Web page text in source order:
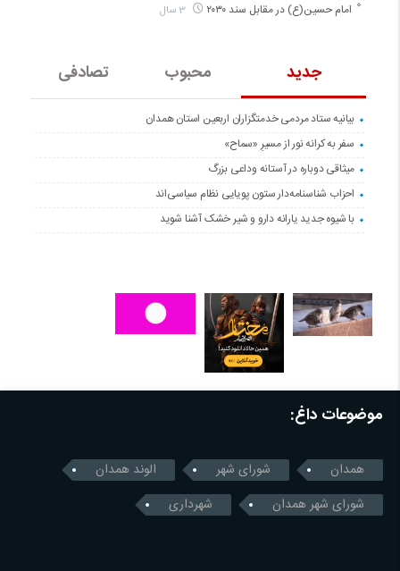
جدید محبوب تصادفی
بیانیه ستاد مردمی خدمتگزاران اربعین استان همدان
سفر به کرانه‌ نور از مسیرِ «سماح»
میثاقی دوباره در آستانه‌ وداعی بزرگ
احزاب شناسنامه‌دار ستون پویایی نظام سیاسی‌اند
با شیوه جدید یارانه دارو و شیر خشک آشنا شوید
امام حسین(ع) در مقابل سند ۲۰۳۰ 3 سال
موضوعات داغ:
همدان شورای شهر
الوند همدان
شورای شهر همدان
شهرداری